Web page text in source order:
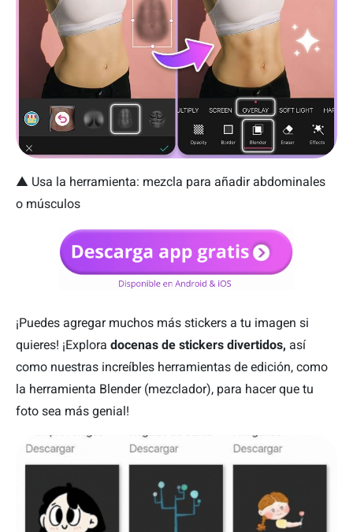
▲ Usa la herramienta: mezcla para añadir abdominales
o músculos
¡Puedes agregar muchos más stickers a tu imagen si
quieres! ¡Explora docenas de stickers divertidos, así
como nuestras increíbles herramientas de edición, como
la herramienta Blender (mezclador), para hacer que tu
foto sea más genial!